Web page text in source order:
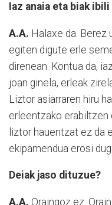
Iaz anaia eta biak
A.A. Halaxe da. Berez
egiten digute erle
direnean. Kontua da,
joan ginela, erleak
Liztor asiarraren hiru
erleentzako erabiltzen
liztor hauentzat ez da
ekipamendua erosi
Deiak jaso dituzue?
A.A. Oraingoz ez.